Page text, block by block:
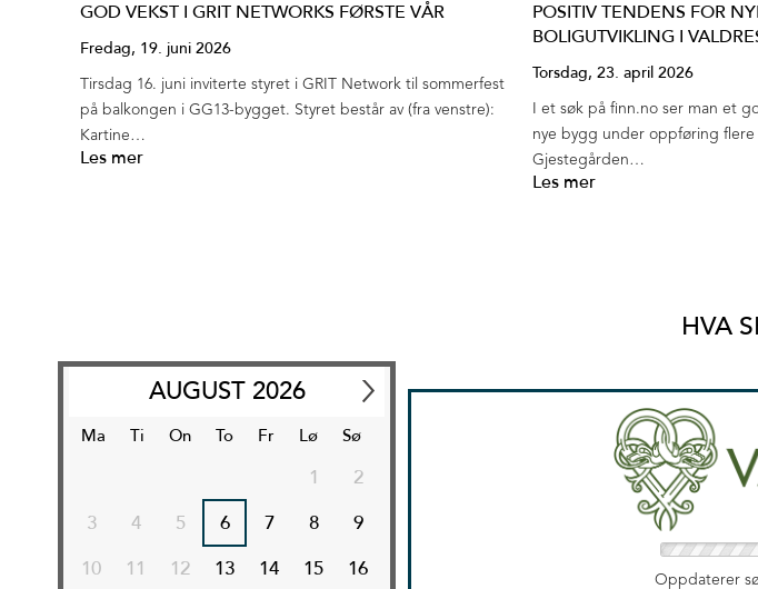
GOD VEKST I GRIT NETWORKS FØRSTE VÅR
Fredag, 19. juni 2026
Tirsdag 16. juni inviterte styret i GRIT Network til sommerfest
på balkongen i GG13-bygget. Styret består av (fra venstre):
Kartine…
Les mer
POSITIV TENDENS FOR
BOLIGUTVIKLING I
Torsdag, 23. april 2026
I et søk på finn.no ser man et
nye bygg under oppføring flere
Gjestegården…
Les mer
HVA
AUGUST 2026
Ma Ti On To Fr Lø Sø
1
2
3
4 5 6 7 8
9
10
11 12 13 14 15
16
Oppdaterer